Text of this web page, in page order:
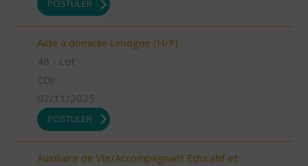
POSTULER
Aide à domicile Limogne (H/F)
46 - Lot
CDI
07/11/2025
POSTULER
Auxiliaire de Vie/Accompagnant Educatif et